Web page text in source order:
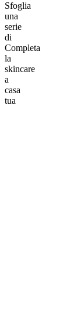
Sfoglia
una
serie
di
Completa
la
skincare
a
casa
tua